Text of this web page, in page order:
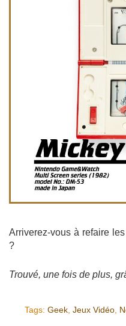
Arriverez-vous à refaire
?
Trouvé, une fois de plus,
Tags: Geek, Jeux Vidéo,